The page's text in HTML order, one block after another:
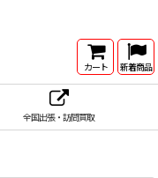
カート 新着商品
全国出張・訪問買取